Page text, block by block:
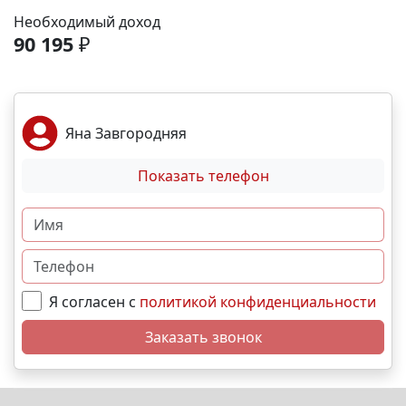
Море и пляж – 40 мин. 🏙️ Центр города – 20 мин. 🌁
Крымский мост – 2:30 мин. Выгодные условия
покупки: • Беспроцентная рассрочка от
Материнский капитал; • Дистанционная покупка. 📞
Свяжитесь с нами прямо сейчас и мы подберем
лучший вариант именно для Вас. N2804
Необходимый доход
90 195 ₽
Яна Завгородняя
Показать телефон
Я согласен с политикой конфиденциальности
Заказать звонок